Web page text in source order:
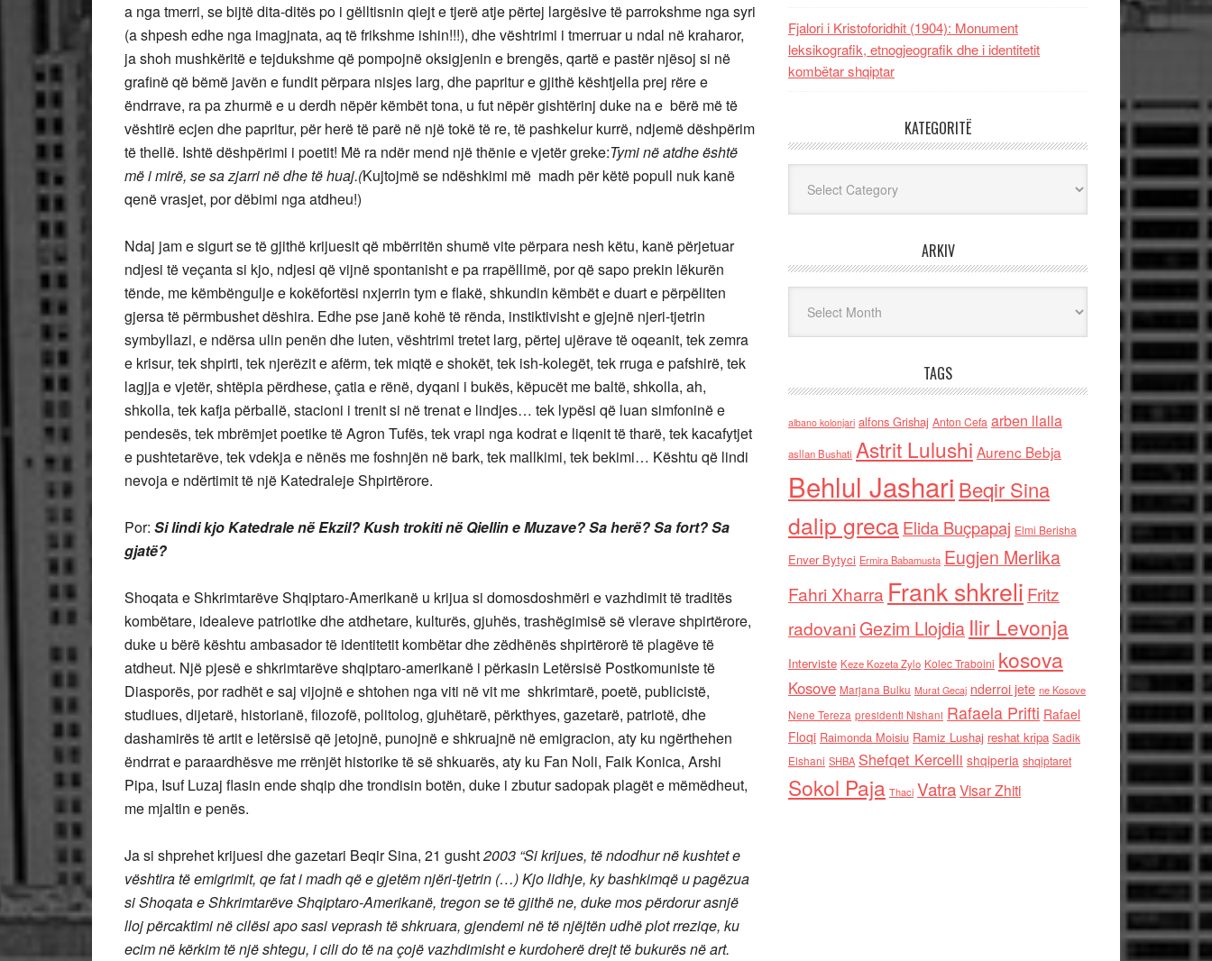
a nga tmerri, se bijtë dita-ditës po i gëlltisnin qiejt e tjerë atje përtej largësive të parrokshme nga syri
(a shpesh edhe nga imagjnata, aq të frikshme ishin!!!), dhe vështrimi i tmerruar u ndal në kraharor,
ja shoh mushkëritë e tejdukshme që pompojnë oksigjenin e brengës, qartë e pastër njësoj si në
grafinë që bëmë javën e fundit përpara nisjes larg, dhe papritur e gjithë kështjella prej rëre e
ëndrrave, ra pa zhurmë e u derdh nëpër këmbët tona, u fut nëpër gishtërinj duke na e bërë më të
vështirë ecjen dhe papritur, për herë të parë në një tokë të re, të pashkelur kurrë, ndjemë dëshpërim
të thellë. Ishtë dëshpërimi i poetit! Më ra ndër mend një thënie e vjetër greke:Tymi në atdhe është
më i mirë, se sa zjarri në dhe të huaj.(Kujtojmë se ndëshkimi më madh për këtë popull nuk kanë
qenë vrasjet, por dëbimi nga atdheu!)
Ndaj jam e sigurt se të gjithë krijuesit që mbërritën shumë vite përpara nesh këtu, kanë përjetuar
ndjesi të veçanta si kjo, ndjesi që vijnë spontanisht e pa rrapëllimë, por që sapo prekin lëkurën
tënde, me këmbëngulje e kokëfortësi nxjerrin tym e flakë, shkundin këmbët e duart e përpëliten
gjersa të përmbushet dëshira. Edhe pse janë kohë të rënda, instiktivisht e gjejnë njeri-tjetrin
symbyllazi, e ndërsa ulin penën dhe luten, vështrimi tretet larg, përtej ujërave të oqeanit, tek zemra
e krisur, tek shpirti, tek njerëzit e afërm, tek miqtë e shokët, tek ish-kolegët, tek rruga e pafshirë, tek
lagjja e vjetër, shtëpia përdhese, çatia e rënë, dyqani i bukës, këpucët me baltë, shkolla, ah,
shkolla, tek kafja përballë, stacioni i trenit si në trenat e lindjes… tek lypësi që luan simfoninë e
pendesës, tek mbrëmjet poetike të Agron Tufës, tek vrapi nga kodrat e liqenit të tharë, tek kacafytjet
e pushtetarëve, tek vdekja e nënës me foshnjën në bark, tek mallkimi, tek bekimi… Kështu që lindi
nevoja e ndërtimit të një Katedraleje Shpirtërore.
Por: Si lindi kjo Katedrale në Ekzil? Kush trokiti në Qiellin e Muzave? Sa herë? Sa fort? Sa
gjatë?
Shoqata e Shkrimtarëve Shqiptaro-Amerikanë u krijua si domosdoshmëri e vazhdimit të traditës
kombëtare, idealeve patriotike dhe atdhetare, kulturës, gjuhës, trashëgimisë së vlerave shpirtërore,
duke u bërë kështu ambasador të identitetit kombëtar dhe zëdhënës shpirtërorë të plagëve të
atdheut. Një pjesë e shkrimtarëve shqiptaro-amerikanë i përkasin Letërsisë Postkomuniste të
Diasporës, por radhët e saj vijojnë e shtohen nga viti në vit me shkrimtarë, poetë, publicistë,
studiues, dijetarë, historianë, filozofë, politolog, gjuhëtarë, përkthyes, gazetarë, patriotë, dhe
dashamirës të artit e letërsisë që jetojnë, punojnë e shkruajnë në emigracion, aty ku ngërthehen
ëndrrat e paraardhësve me rrënjët historike të së shkuarës, aty ku Fan Noli, Faik Konica, Arshi
Pipa, Isuf Luzaj flasin ende shqip dhe trondisin botën, duke i zbutur sadopak plagët e mëmëdheut,
me mjaltin e penës.
Ja si shprehet krijuesi dhe gazetari Beqir Sina, 21 gusht2003 “Si krijues, të ndodhur në kushtet e
vështira të emigrimit, qe fat i madh që e gjetëm njëri-tjetrin (…) Kjo lidhje, ky bashkimqë u pagëzua
si Shoqata e Shkrimtarëve Shqiptaro-Amerikanë, tregon se të gjithë ne, duke mos përdorur asnjë
lloj përcaktimi në cilësi apo sasi veprash të shkruara, gjendemi në të njëjtën udhë plot rreziqe, ku
ecim në kërkim të një shtegu, i cili do të na çojë vazhdimisht e kurdoherë drejt të bukurës në art.
Fjalori i Kristoforidhit (1904): Monument
leksikografik, etnogjeografik dhe i identitetit
kombëtar shqiptar
KATEGORITË
ARKIV
TAGS
albano kolonjari alfons Grishaj Anton Cefa arben llalla
asllan Bushati Astrit Lulushi Aurenc Bebja
Behlul Jashari Beqir Sina
dalip grecaElida Buçpapaj Elmi Berisha
Enver Bytyci Ermira Babamusta Eugjen Merlika
Fahri Xharra Frank shkreli Fritz
radovaniGezim Llojdia Ilir Levonja
Interviste Keze Kozeta Zylo Kolec Traboini kosova
Kosove Marjana Bulku Murat Gecaj nderroi jete ne Kosove
Nene Tereza presidenti Nishani Rafaela Prifti Rafael
Floqi Raimonda Moisiu Ramiz Lushaj reshat kripa Sadik
Elshani SHBA Shefqet Kercelli shqiperia shqiptaret
Sokol Paja Thaci VatraVisar Zhiti